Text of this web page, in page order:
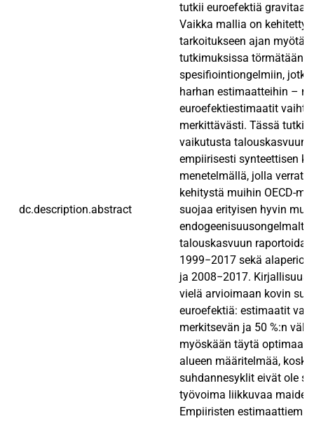
dc.description.abstract
tutkii euroefektiä
Vaikka mallia on kehitetty
tarkoitukseen ajan myötä,
tutkimuksissa törmätään
spesifiointiongelmiin,
harhan estimaatteihin –
euroefektiestimaatit
merkittävästi. Tässä
vaikutusta talouskasvuun
empiirisesti synteettisen
menetelmällä, jolla
kehitystä muihin OECD-
suojaa erityisen hyvin
talouskasvuun
1999−2017 sekä
ja 2008−2017. Kirjallisuus
vielä arvioimaan kovin
euroefektiä: estimaatit
merkitsevän ja 50 %:n
myöskään täytä
alueen määritelmää,
suhdannesyklit eivät ole
työvoima liikkuvaa
Empiiristen